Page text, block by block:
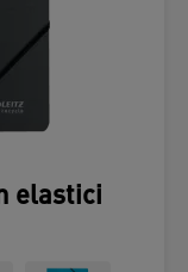
elastici